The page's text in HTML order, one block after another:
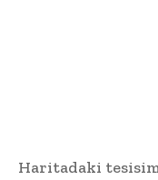
Haritadaki